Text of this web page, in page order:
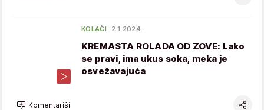
KOLAČI 2.1.2024.
KREMASTA ROLADA OD ZOVE: Lako
se pravi, ima ukus soka, meka je
osvežavajuća
Komentariši